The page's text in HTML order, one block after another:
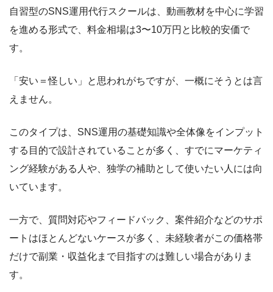
自習型のSNS運用代行スクールは、動画教材を中心に学習
を進める形式で、料金相場は3〜10万円と比較的安価で
す。
「安い＝怪しい」と思われがちですが、一概にそうとは言
えません。
このタイプは、SNS運用の基礎知識や全体像をインプット
する目的で設計されていることが多く、すでにマーケティ
ング経験がある人や、独学の補助として使いたい人には向
いています。
一方で、質問対応やフィードバック、案件紹介などのサポ
ートはほとんどないケースが多く、未経験者がこの価格帯
だけで副業・収益化まで目指すのは難しい場合がありま
す。